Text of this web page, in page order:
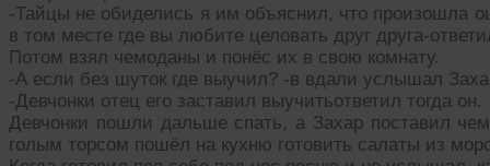
-Тайцы не обиделись я им объяснил, что произошла
в том месте где вы любите целовать друг друга-
Потом взял чемоданы и понёс их в свою комнату.
-А если без шуток где выучил? -в вдали услышал
-Девчонки отец его заставил выучитьответил тогда он.
Девчонки пошли дальше спать, а Захар поставил
голым торсом пошёл на кухню готовить салаты из